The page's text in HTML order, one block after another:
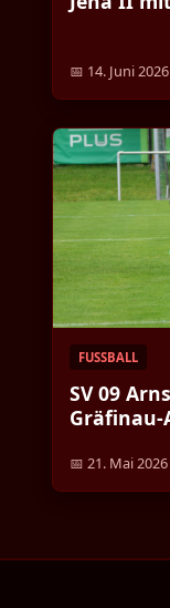
📅 14. Juni
FUSSBALL
SV 09
📅 21. Mai